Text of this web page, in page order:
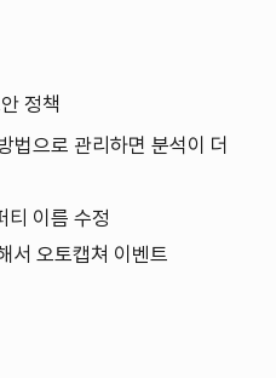
정책
법으로 관리하면 분석이 더
티 이름 수정
서 오토캡쳐 이벤트